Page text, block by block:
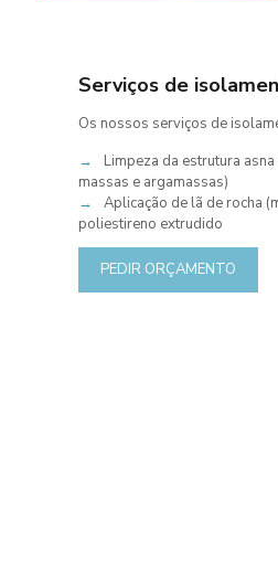
Serviços de
Os nossos serviços de
→
Limpeza da estrutura
massas e argamassas)
→
Aplicação de lã de rocha
poliestireno extrudido
PEDIR ORÇAMENTO